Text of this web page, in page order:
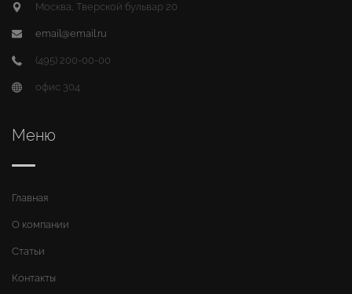
Москва, Тверской бульвар 20
email@email.ru
(495) 200-00-00
офис 304
Меню
Главная
О компании
Статьи
Контакты